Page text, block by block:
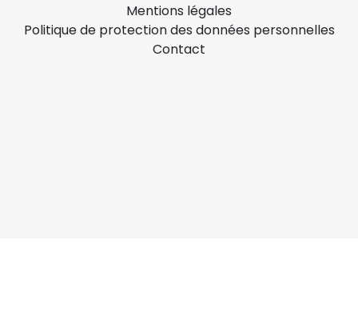
Mentions légales
Politique de protection des données personnelles
Contact